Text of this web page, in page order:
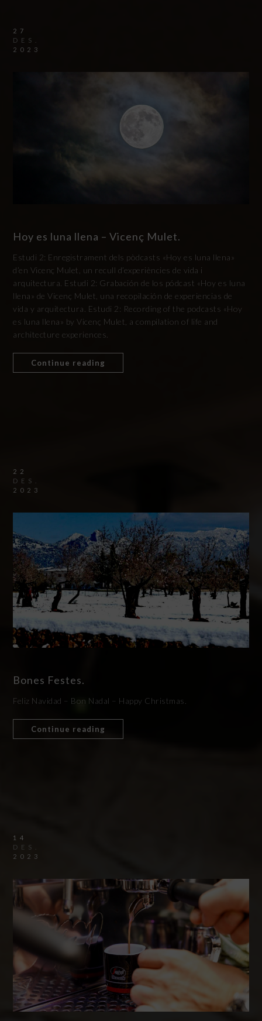
27
DES.
2023
Hoy es luna llena – Vicenç Mulet.
Estudi 2: Enregistrament dels pòdcasts «Hoy es luna llena»
d’en Vicenç Mulet, un recull d’experiències de vida i
arquitectura. Estudi 2: Grabación de los pódcast «Hoy es luna
llena» de Vicenç Mulet, una recopilación de experiencias de
vida y arquitectura. Estudi 2: Recording of the podcasts «Hoy
es luna llena» by Vicenç Mulet, a compilation of life and
architecture experiences.
Continue reading
22
DES.
2023
Bones Festes.
Feliz Navidad – Bon Nadal – Happy Christmas.
Continue reading
14
DES.
2023